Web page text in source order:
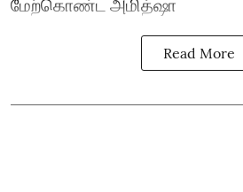
மேற்கொண்ட அமித்ஷா
Read More